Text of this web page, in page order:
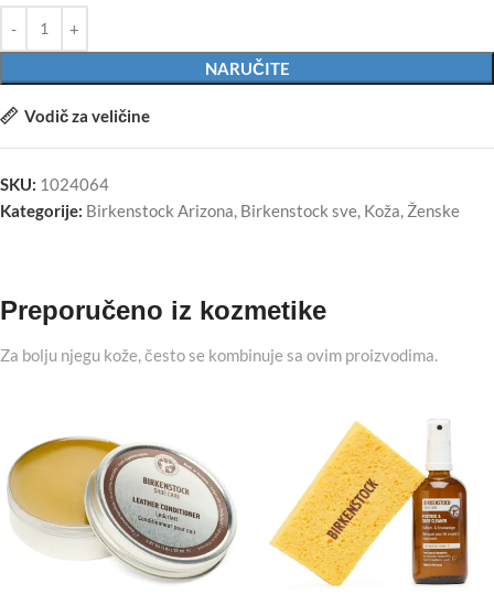
NARUČITE
Vodič za veličine
SKU: 1024064
Kategorije: Birkenstock Arizona Birkenstock sve Koža Ženske
Preporučeno iz kozmetike
Za bolju njegu kože, često se kombinuje sa ovim proizvodima.